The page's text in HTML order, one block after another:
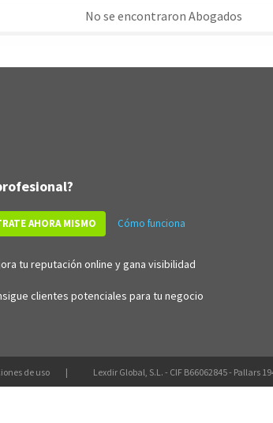
No se encontraron Abogados
AHORA MISMO Cómo funciona
tu reputación online y gana visibilidad
clientes potenciales para tu negocio
de uso Lexdir Global, S.L. - CIF B66062845 - Pallars